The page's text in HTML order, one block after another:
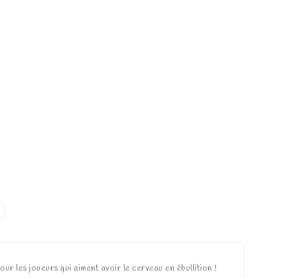
les joueurs qui aiment avoir le cerveau en ébullition !